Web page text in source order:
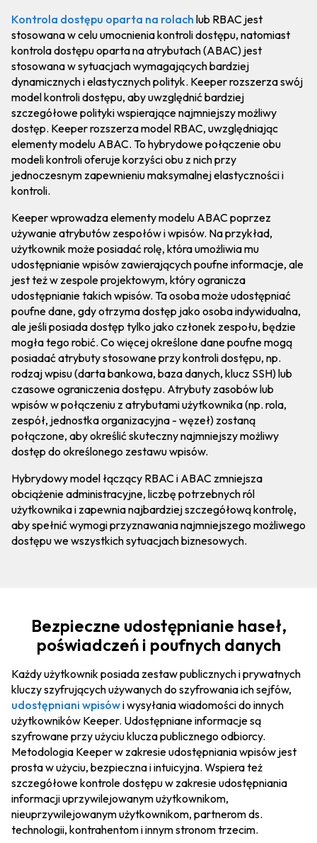
Kontrola dostępu oparta na rolach lub RBAC jest
stosowana w celu umocnienia kontroli dostępu, natomiast
kontrola dostępu oparta na atrybutach (ABAC) jest
stosowana w sytuacjach wymagających bardziej
dynamicznych i elastycznych polityk. Keeper rozszerza swój
model kontroli dostępu, aby uwzględnić bardziej
szczegółowe polityki wspierające najmniejszy możliwy
dostęp. Keeper rozszerza model RBAC, uwzględniając
elementy modelu ABAC. To hybrydowe połączenie obu
modeli kontroli oferuje korzyści obu z nich przy
jednoczesnym zapewnieniu maksymalnej elastyczności i
kontroli.
Keeper wprowadza elementy modelu ABAC poprzez
używanie atrybutów zespołów i wpisów. Na przykład,
użytkownik może posiadać rolę, która umożliwia mu
udostępnianie wpisów zawierających poufne informacje, ale
jest też w zespole projektowym, który ogranicza
udostępnianie takich wpisów. Ta osoba może udostępniać
poufne dane, gdy otrzyma dostęp jako osoba indywidualna,
ale jeśli posiada dostęp tylko jako członek zespołu, będzie
mogła tego robić. Co więcej określone dane poufne mogą
posiadać atrybuty stosowane przy kontroli dostępu, np.
rodzaj wpisu (darta bankowa, baza danych, klucz SSH) lub
czasowe ograniczenia dostępu. Atrybuty zasobów lub
wpisów w połączeniu z atrybutami użytkownika (np. rola,
zespół, jednostka organizacyjna - węzeł) zostaną
połączone, aby określić skuteczny najmniejszy możliwy
dostęp do określonego zestawu wpisów.
Hybrydowy model łączący RBAC i ABAC zmniejsza
obciążenie administracyjne, liczbę potrzebnych ról
użytkownika i zapewnia najbardziej szczegółową kontrolę,
aby spełnić wymogi przyznawania najmniejszego możliwego
dostępu we wszystkich sytuacjach biznesowych.
Bezpieczne udostępnianie haseł,
poświadczeń i poufnych danych
Każdy użytkownik posiada zestaw publicznych i prywatnych
kluczy szyfrujących używanych do szyfrowania ich sejfów,
udostępniani wpisówi wysyłania wiadomości do innych
użytkowników Keeper. Udostępniane informacje są
szyfrowane przy użyciu klucza publicznego odbiorcy.
Metodologia Keeper w zakresie udostępniania wpisów jest
prosta w użyciu, bezpieczna i intuicyjna. Wspiera też
szczegółowe kontrole dostępu w zakresie udostępniania
informacji uprzywilejowanym użytkownikom,
nieuprzywilejowanym użytkownikom, partnerom ds.
technologii, kontrahentom i innym stronom trzecim.